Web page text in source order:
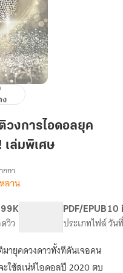
ง
วงการไอดอลยุค
เล่มพิเศษ
กา
ลาน
วิว
PDF/EPUB
ประเภทไฟล์
10
วัน
ายุคดวงดาวทั้งทีดันเจอคน
ใช้สเน่ห์ไอดอลปี 2020 ตบ